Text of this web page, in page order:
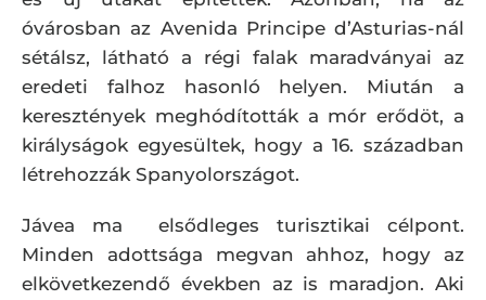
óvárosban az Avenida Principe d’Asturias-nál
sétálsz, látható a régi falak maradványai az
eredeti falhoz hasonló helyen. Miután a
keresztények meghódították a mór erődöt, a
királyságok egyesültek, hogy a 16. században
létrehozzák Spanyolországot.
Jávea ma elsődleges turisztikai célpont.
Minden adottsága megvan ahhoz, hogy az
elkövetkezendő években az is maradjon. Aki